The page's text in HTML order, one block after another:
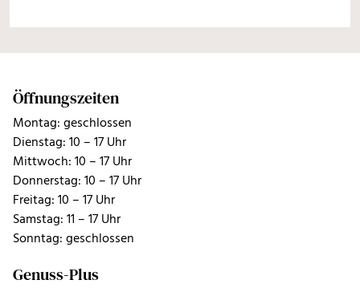
Öffnungszeiten
Montag: geschlossen
Dienstag: 10 – 17 Uhr
Mittwoch: 10 – 17 Uhr
Donnerstag: 10 – 17 Uhr
Freitag: 10 – 17 Uhr
Samstag: 11 – 17 Uhr
Sonntag: geschlossen
Genuss-Plus